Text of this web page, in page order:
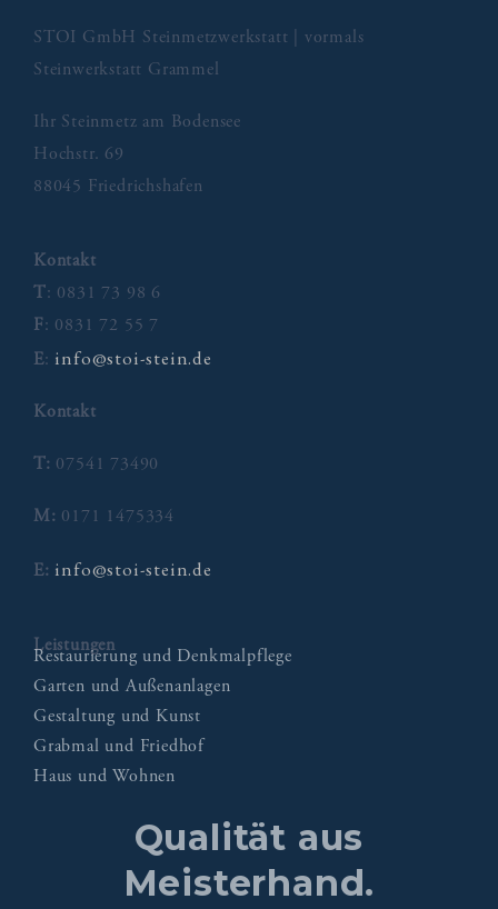
STOI GmbH Steinmetzwerkstatt | vormals
Steinwerkstatt Grammel
Ihr Steinmetz am Bodensee
Hochstr. 69
88045 Friedrichshafen
Kontakt
T: 0831 73 98 6
F: 0831 72 55 7
E: info@stoi-stein.de
Kontakt
T: 07541 73490
M: 0171 1475334
E: info@stoi-stein.de
Leistungen
Restaurierung und Denkmalpflege
Garten und Außenanlagen
Gestaltung und Kunst
Grabmal und Friedhof
Haus und Wohnen
Qualität aus
Meisterhand.